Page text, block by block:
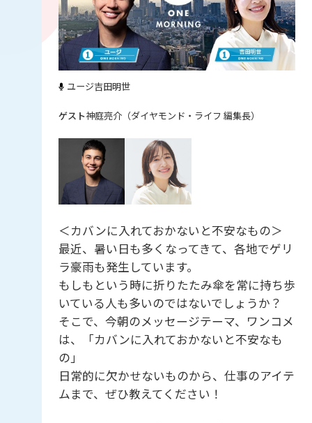
ユージ吉田明世
神庭亮介（ダイヤモンド・ライフ 編集長）
＜カバンに入れておかないと不安なもの＞
最近、暑い日も多くなってきて、各地でゲリ
ラ豪雨も発生しています。
もしもという時に折りたたみ傘を常に持ち歩
いている人も多いのではないでしょうか？
そこで、今朝のメッセージテーマ、ワンコメ
は、「カバンに入れておかないと不安なも
の」
日常的に欠かせないものから、仕事のアイテ
ムまで、ぜひ教えてください！